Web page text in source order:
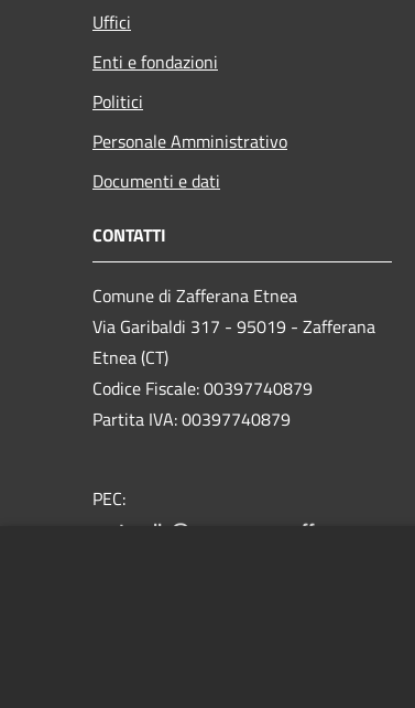
Uffici
Enti e fondazioni
Politici
Personale Amministrativo
Documenti e dati
CONTATTI
Comune di Zafferana Etnea
Via Garibaldi 317 - 95019 - Zafferana
Etnea (CT)
Codice Fiscale: 00397740879
Partita IVA: 00397740879
PEC:
protocollo@pec.comune.zafferana-